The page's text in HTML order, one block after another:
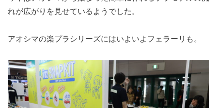
れが広がりを見せているようでした。
アオシマの楽プラシリーズにはいよいよフェラーリも。